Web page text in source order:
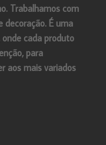
Trabalhamos com
decoração. É uma
cada produto
para
aos mais variados